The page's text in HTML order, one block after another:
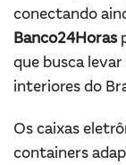
conectando
Banco24Horas
que busca
interiores do
Os caixas
containers